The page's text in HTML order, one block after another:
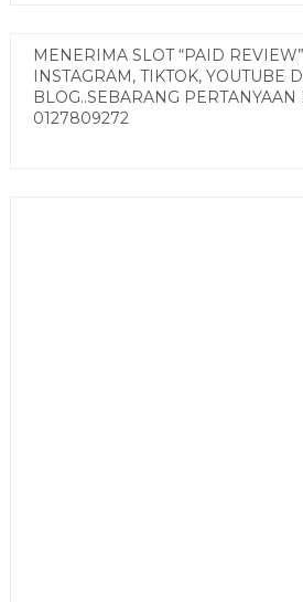
MENERIMA SLOT “PAID
INSTAGRAM, TIKTOK, YOUTUBE
BLOG..SEBARANG
0127809272